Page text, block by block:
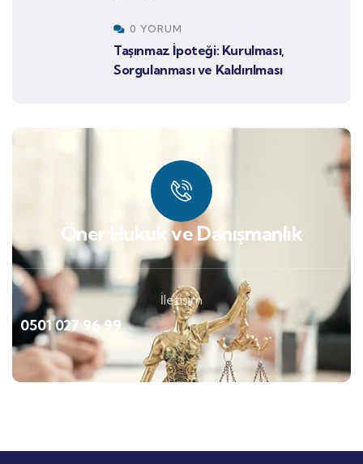
0 YORUM
Taşınmaz İpoteği: Kurulması,
Sorgulanması ve Kaldırılması
Öner Hukuk ve Danışmanlık
İletişim
0501 027 96 99